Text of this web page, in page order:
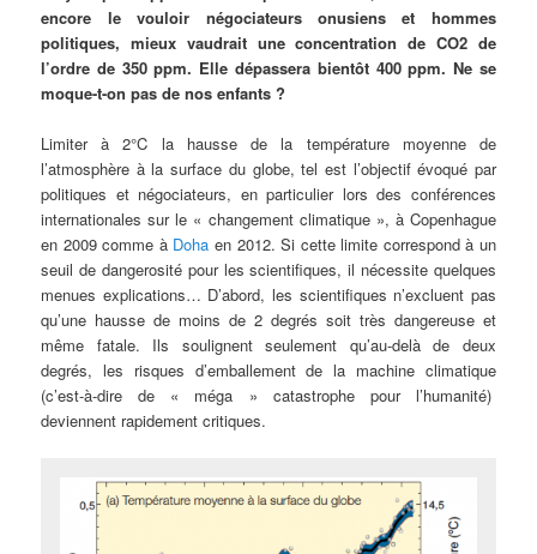
encore le vouloir négociateurs onusiens et hommes
politiques, mieux vaudrait une concentration de CO2 de
l’ordre de 350 ppm. Elle dépassera bientôt 400 ppm. Ne se
moque-t-on pas de nos enfants ?
Limiter à 2°C la hausse de la température moyenne de
l’atmosphère à la surface du globe, tel est l’objectif évoqué par
politiques et négociateurs, en particulier lors des conférences
internationales sur le « changement climatique », à Copenhague
en 2009 comme à Doha en 2012. Si cette limite correspond à un
seuil de dangerosité pour les scientifiques, il nécessite quelques
menues explications… D’abord, les scientifiques n’excluent pas
qu’une hausse de moins de 2 degrés soit très dangereuse et
même fatale. Ils soulignent seulement qu’au-delà de deux
degrés, les risques d’emballement de la machine climatique
(c’est-à-dire de « méga » catastrophe pour l’humanité)
deviennent rapidement critiques.